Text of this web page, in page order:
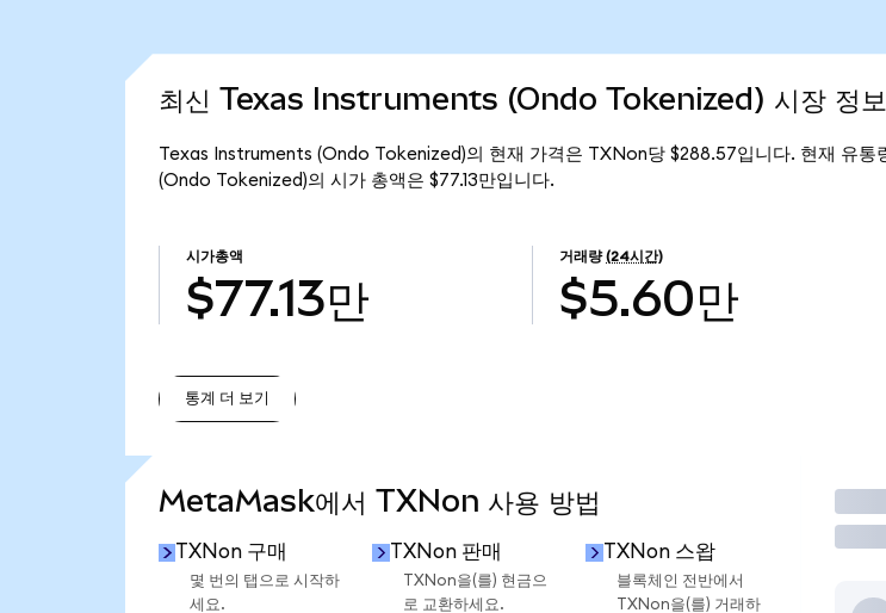
최신 Texas Instruments (Ondo Tokenized) 시장 정보
Texas Instruments (Ondo Tokenized)의 현재 가격은 TXNon당 $288.57입니다. 현재 유
(Ondo Tokenized)의 시가 총액은 $77.13만입니다.
시가총액
$77.13만
거래량 (24시간)
$5.60만
통계 더 보기
MetaMask에서 TXNon 사용 방법
TXNon 구매
몇 번의 탭으로 시작하
세요.
TXNon 판매
TXNon을(를) 현금으
로 교환하세요.
TXNon 스왑
블록체인 전반에서
TXNon을(를) 거래하
거래